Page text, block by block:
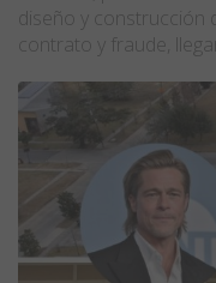
diseño y construcción
contrato y fraude,